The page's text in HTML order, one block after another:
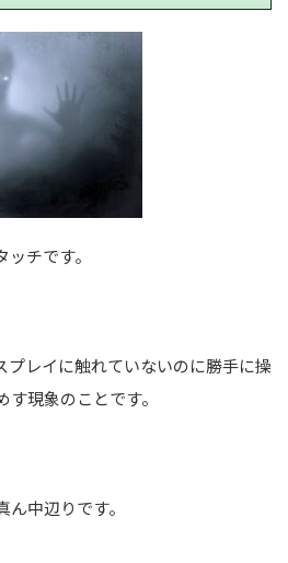
チです。
プレイに触れていないのに勝手に操
現象のことです。
中辺りです。